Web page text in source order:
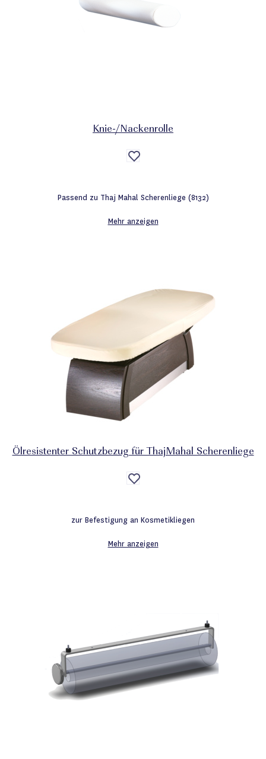
Knie-/Nackenrolle
Auf
die
Passend zu Thaj Mahal Scherenliege (8132)
Mehr anzeigen
Ölresistenter Schutzbezug für ThajMahal Scherenliege
Auf
die
zur Befestigung an Kosmetikliegen
Mehr anzeigen